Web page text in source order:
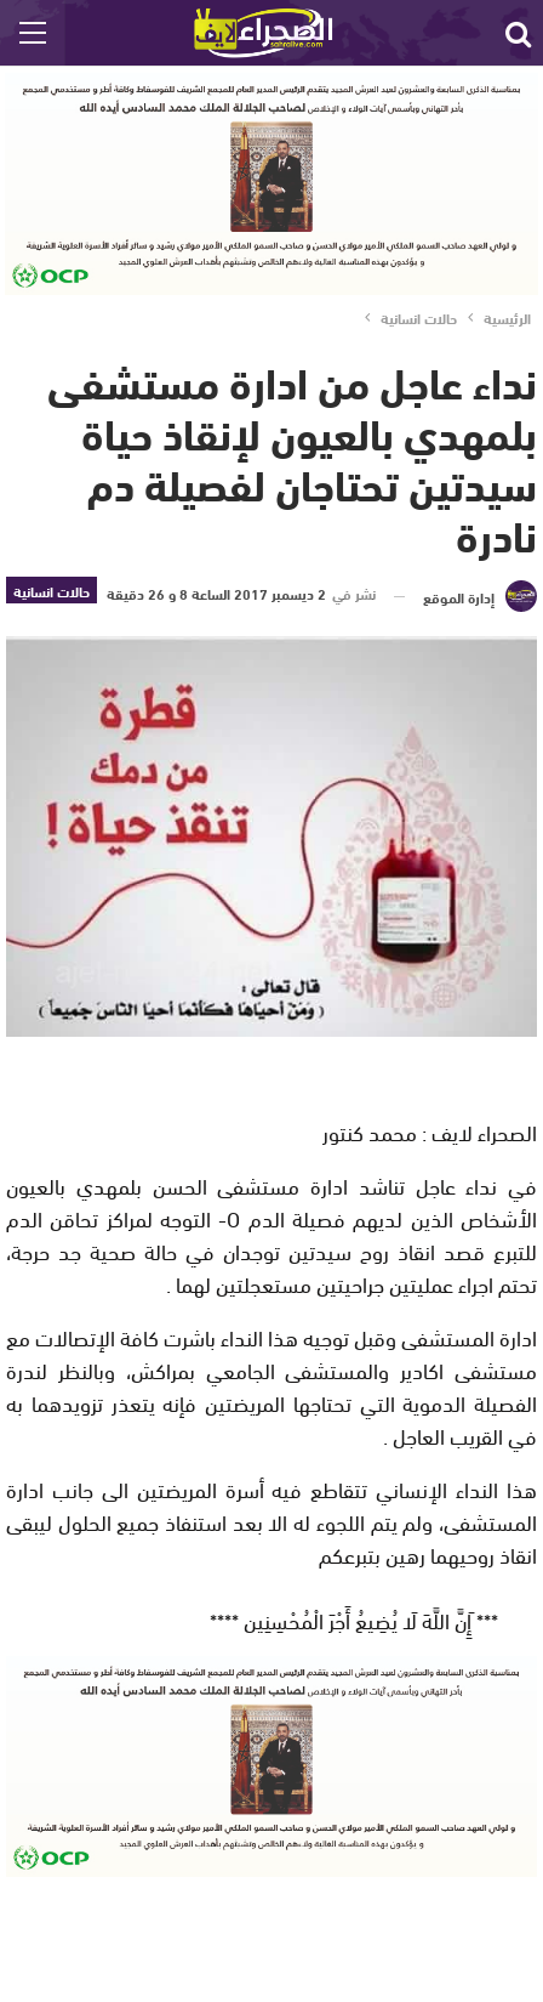
الرئيسية حالات انسانية
نداء عاجل من ادارة مستشفى
بلمهدي بالعيون لإنقاذ حياة
سيدتين تحتاجان لفصيلة دم
نادرة
حالات انسانية إدارة الموقع نشر في 2 ديسمبر 2017 الساعة 8 و 26 دقيقة
الصحراء لايف : محمد كنتور
في نداء عاجل تناشد ادارة مستشفى الحسن بلمهدي بالعيون
الأشخاص الذين لديهم فصيلة الدم O- التوجه لمراكز تحاقن الدم
للتبرع قصد انقاذ روح سيدتين توجدان في حالة صحية جد حرجة،
تحتم اجراء عمليتين جراحيتين مستعجلتين لهما .
ادارة المستشفى وقبل توجيه هذا النداء باشرت كافة الإتصالات مع
مستشفى اكادير والمستشفى الجامعي بمراكش، وبالنظر لندرة
الفصيلة الدموية التي تحتاجها المريضتين فإنه يتعذر تزويدهما به
في القريب العاجل .
هذا النداء الإنساني تتقاطع فيه أسرة المريضتين الى جانب ادارة
المستشفى، ولم يتم اللجوء له الا بعد استنفاذ جميع الحلول ليبقى
انقاذ روحيهما رهين بتبرعكم
*** َإِنَّ اللَّهَ لَا يُضِيعُ أَجْرَ الْمُحْسِنِين ****